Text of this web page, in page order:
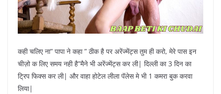
कही चलिए ना” पापा ने कहा ” ठीक है पर अरेंज्मेंट्स तुम ही करो, मेरे पास इन
चीज़ो क लिए समय नही है”मैने भी अरेंज्मेंट्स कर ली| दिल्ली का 3 दिन का
ट्रिप फिक्स कर ली| और वाहा होटेल लीला पॅलेस मे भी 1 कमरा बुक करवा
लिया|